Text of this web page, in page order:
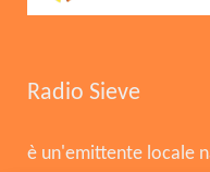
Radio Sieve
è un'emittente locale